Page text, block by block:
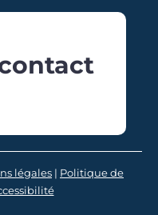
légales | Politique de